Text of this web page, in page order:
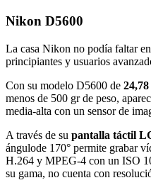
Nikon D5600
La casa Nikon no podía faltar
principiantes y usuarios
Con su modelo D5600 de
menos de 500 gr de peso,
media-alta con un sensor de
A través de su pantalla táctil
ángulode 170° permite grabar
H.264 y MPEG-4 con un ISO
su gama, no cuenta con